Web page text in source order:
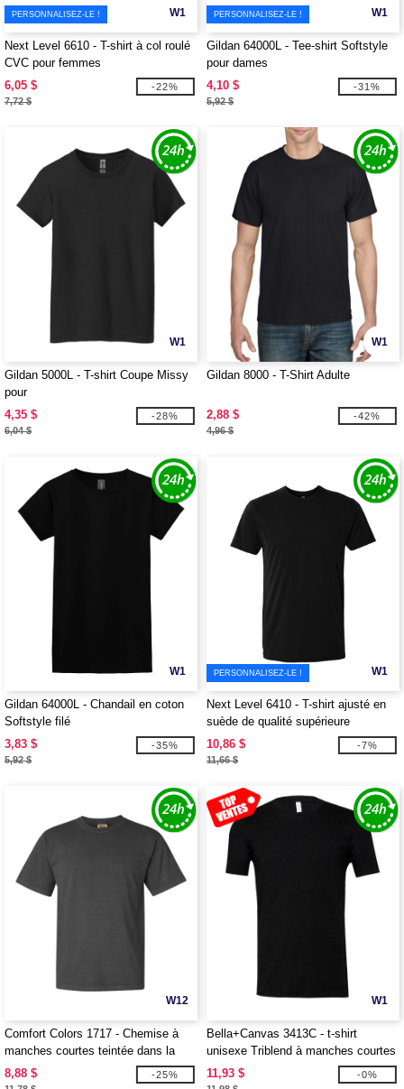
W1
PERSONNALISEZ-LE !
Next Level 6610 - T-shirt à col roulé
CVC pour femmes
6,05 $
7,72 $
-22%
W1
PERSONNALISEZ-LE !
Gildan 64000L - Tee-shirt Softstyle
pour dames
4,10 $
5,92 $
-31%
W1
Gildan 5000L - T-shirt Coupe Missy
pour
4,35 $
6,04 $
-28%
W1
Gildan 8000 - T-Shirt Adulte
2,88 $
4,96 $
-42%
W1
Gildan 64000L - Chandail en coton
Softstyle filé
3,83 $
5,92 $
-35%
W1
PERSONNALISEZ-LE !
Next Level 6410 - T-shirt ajusté en
suède de qualité supérieure
10,86 $
11,66 $
-7%
W12
Comfort Colors 1717 - Chemise à
manches courtes teintée dans la
masse
8,88 $ -25%
W1
Bella+Canvas 3413C - t-shirt
unisexe Triblend à manches courtes
11,93 $
-0%